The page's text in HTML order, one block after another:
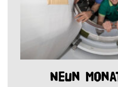
Neun